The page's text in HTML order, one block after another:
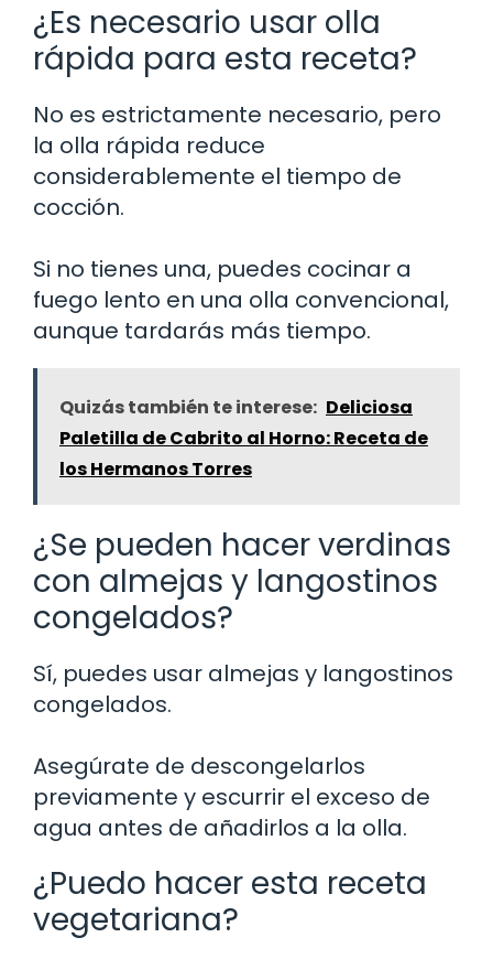
¿Es necesario usar olla
rápida para esta receta?
No es estrictamente necesario, pero
la olla rápida reduce
considerablemente el tiempo de
cocción.
Si no tienes una, puedes cocinar a
fuego lento en una olla convencional,
aunque tardarás más tiempo.
Quizás también te interese: Deliciosa
Paletilla de Cabrito al Horno: Receta de
los Hermanos Torres
¿Se pueden hacer verdinas
con almejas y langostinos
congelados?
Sí, puedes usar almejas y langostinos
congelados.
Asegúrate de descongelarlos
previamente y escurrir el exceso de
agua antes de añadirlos a la olla.
¿Puedo hacer esta receta
vegetariana?